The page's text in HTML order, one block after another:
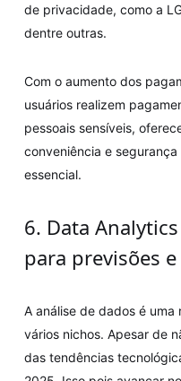
de privacidade, como a
dentre outras.
Com o aumento dos
usuários realizem
pessoais sensíveis,
conveniência e
essencial.
6. Data
para previsões
A análise de dados é
vários nichos. Apesar de
das tendências